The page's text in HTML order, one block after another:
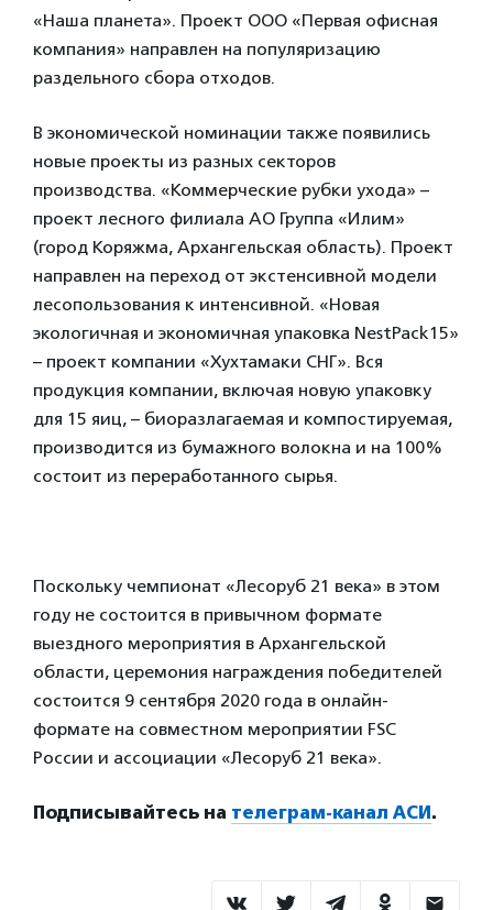
«Наша планета». Проект ООО «Первая офисная
компания» направлен на популяризацию
раздельного сбора отходов.
В экономической номинации также появились
новые проекты из разных секторов
производства. «Коммерческие рубки ухода» –
проект лесного филиала АО Группа «Илим»
(город Коряжма, Архангельская область). Проект
направлен на переход от экстенсивной модели
лесопользования к интенсивной. «Новая
экологичная и экономичная упаковка NestPack15»
– проект компании «Хухтамаки СНГ». Вся
продукция компании, включая новую упаковку
для 15 яиц, – биоразлагаемая и компостируемая,
производится из бумажного волокна и на 100%
состоит из переработанного сырья.
Поскольку чемпионат «Лесоруб 21 века» в этом
году не состоится в привычном формате
выездного мероприятия в Архангельской
области, церемония награждения победителей
состоится 9 сентября 2020 года в онлайн-
формате на совместном мероприятии FSC
России и ассоциации «Лесоруб 21 века».
Подписывайтесь на телеграм-канал АСИ.